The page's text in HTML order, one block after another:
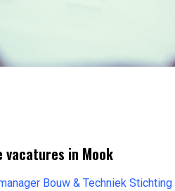
vacatures in Mook
Bouw & Techniek Stichting